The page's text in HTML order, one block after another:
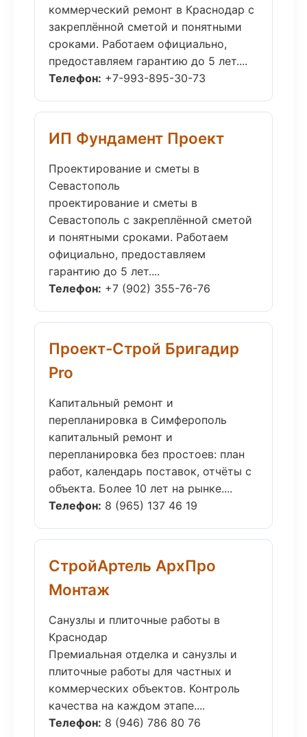
коммерческий ремонт в Краснодар с
закреплённой сметой и понятными
сроками. Работаем официально,
предоставляем гарантию до 5 лет....
Телефон: +7-993-895-30-73
ИП Фундамент Проект
Проектирование и сметы в
Севастополь
проектирование и сметы в
Севастополь с закреплённой сметой
и понятными сроками. Работаем
официально, предоставляем
гарантию до 5 лет....
Телефон: +7 (902) 355-76-76
Проект-Строй Бригадир
Pro
Капитальный ремонт и
перепланировка в Симферополь
капитальный ремонт и
перепланировка без простоев: план
работ, календарь поставок, отчёты с
объекта. Более 10 лет на рынке....
Телефон: 8 (965) 137 46 19
СтройАртель АрхПро
Монтаж
Санузлы и плиточные работы в
Краснодар
Премиальная отделка и санузлы и
плиточные работы для частных и
коммерческих объектов. Контроль
качества на каждом этапе....
Телефон: 8 (946) 786 80 76